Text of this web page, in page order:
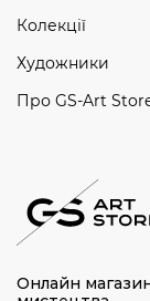
Онлайн
Колекції
Художники
Про GS-Art